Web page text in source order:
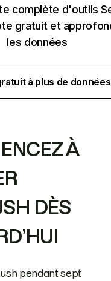
complète d'outils
gratuit et
les données
à plus de données
À
DÈS
pendant sept